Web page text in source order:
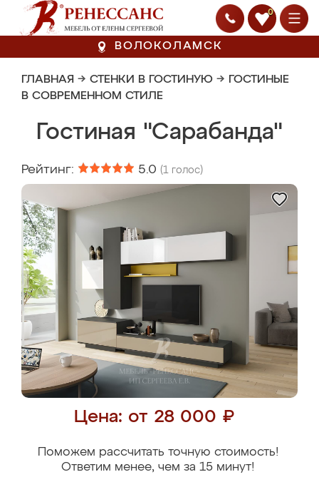
0
ВОЛОКОЛАМСК
ГЛАВНАЯ → СТЕНКИ В ГОСТИНУЮ → ГОСТИНЫЕ
В СОВРЕМЕННОМ СТИЛЕ
Гостиная "Сарабанда"
Рейтинг: 5.0 (1 голос)
Цена: от 28 000 ₽
Поможем рассчитать точную стоимость!
Ответим менее, чем за 15 минут!